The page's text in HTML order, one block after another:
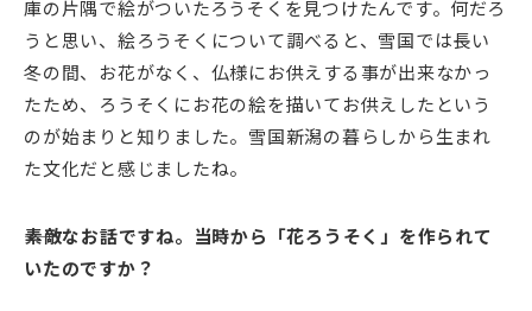
庫の片隅で絵がついたろうそくを見つけたんです。何だろ
うと思い、絵ろうそくについて調べると、雪国では長い
冬の間、お花がなく、仏様にお供えする事が出来なかっ
たため、ろうそくにお花の絵を描いてお供えしたという
のが始まりと知りました。雪国新潟の暮らしから生まれ
た文化だと感じましたね。
――素敵なお話ですね。当時から「花ろうそく」を作られて
いたのですか？